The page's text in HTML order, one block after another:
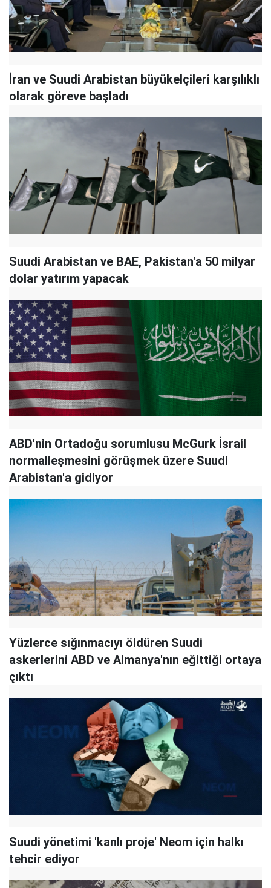
İran ve Suudi Arabistan büyükelçileri karşılıklı
olarak göreve başladı
Suudi Arabistan ve BAE, Pakistan'a 50 milyar
dolar yatırım yapacak
ABD'nin Ortadoğu sorumlusu McGurk İsrail
normalleşmesini görüşmek üzere Suudi
Arabistan'a gidiyor
Yüzlerce sığınmacıyı öldüren Suudi
askerlerini ABD ve Almanya'nın eğittiği ortaya
çıktı
Suudi yönetimi 'kanlı proje' Neom için halkı
tehcir ediyor